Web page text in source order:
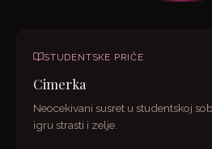
STUDENTSKE PRIČE
Cimerka
Neocekivani susret u studentskoj
igru strasti i zelje.